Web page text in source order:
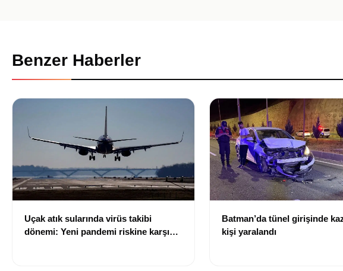
Benzer Haberler
Uçak atık sularında virüs takibi
dönemi: Yeni pandemi riskine karşı
Batman’da tünel girişinde
kişi yaralandı